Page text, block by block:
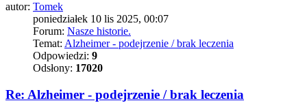
autor: Tomek
poniedziałek 10 lis 2025, 00:07
Forum: Nasze historie.
Temat: Alzheimer - podejrzenie / brak leczenia
Odpowiedzi: 9
Odsłony: 17020
Re: Alzheimer - podejrzenie / brak leczenia